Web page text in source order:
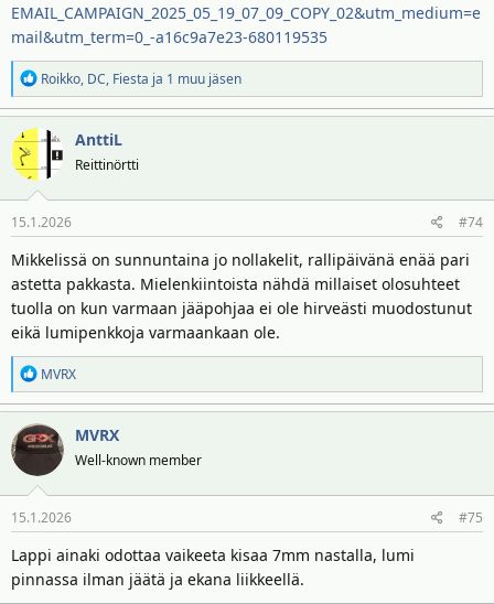
EMAIL_CAMPAIGN_2025_05_19_07_09_COPY_02&utm_medium=e
mail&utm_term=0_-a16c9a7e23-680119535
R
e
a
k
o
t
Roikko, DC, Fiesta ja 1 muu jäsen
AnttiL
Reittinörtti
15.1.2026 #74
Mikkelissä on sunnuntaina jo nollakelit, rallipäivänä enää pari
astetta pakkasta. Mielenkiintoista nähdä millaiset olosuhteet
tuolla on kun varmaan jääpohjaa ei ole hirveästi muodostunut
eikä lumipenkkoja varmaankaan ole.
R
e
a
k
t
i
o
t
MVRX
MVRX
Well-known member
15.1.2026 #75
Lappi ainaki odottaa vaikeeta kisaa 7mm nastalla, lumi
pinnassa ilman jäätä ja ekana liikkeellä.